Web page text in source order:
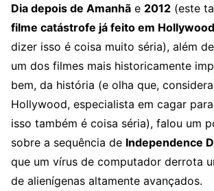
Dia depois de Amanhã e 2012 (este
filme catástrofe já feito em Hollywood
dizer isso é coisa muito séria), além de
um dos filmes mais historicamente
bem, da história (e olha que,
Hollywood, especialista em cagar
isso também é coisa séria), falou um
sobre a sequência de Independence
que um vírus de computador derrota
de alienígenas altamente avançados.